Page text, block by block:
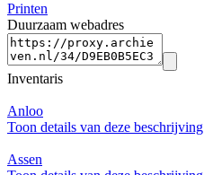
Printen
Duurzaam webadres
Inventaris
Anloo
Toon details van deze beschrijving
Assen